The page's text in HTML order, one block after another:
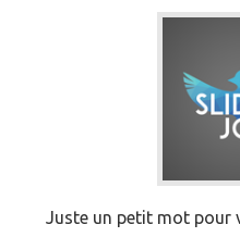
Juste un petit mot pour